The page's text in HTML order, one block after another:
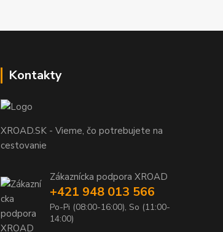
Kontakty
XROAD.SK - Vieme, čo potrebujete na
cestovanie
Zákaznícka podpora XROAD
+421 948 013 566
Po-Pi (08:00-16:00), So (11:00-
14:00)